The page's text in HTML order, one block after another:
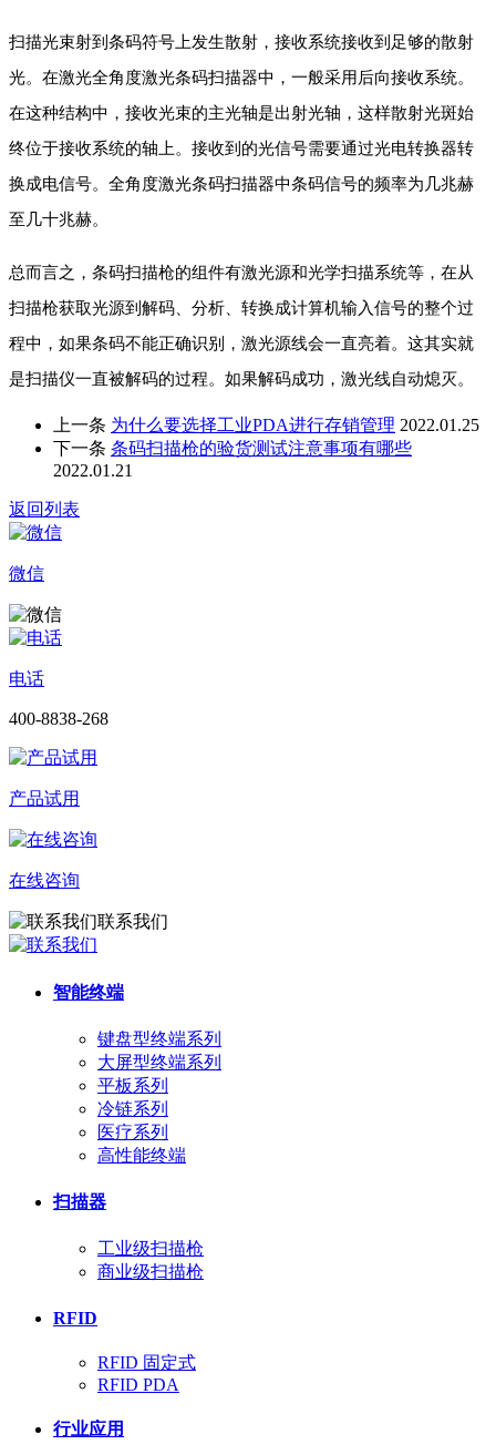
扫描光束射到条码符号上发生散射，接收系统接收到足够的散射
光。在激光全角度激光条码扫描器中，一般采用后向接收系统。
在这种结构中，接收光束的主光轴是出射光轴，这样散射光斑始
终位于接收系统的轴上。接收到的光信号需要通过光电转换器转
换成电信号。全角度激光条码扫描器中条码信号的频率为几兆赫
至几十兆赫。
总而言之，条码扫描枪的组件有激光源和光学扫描系统等，在从
扫描枪获取光源到解码、分析、转换成计算机输入信号的整个过
程中，如果条码不能正确识别，激光源线会一直亮着。这其实就
是扫描仪一直被解码的过程。如果解码成功，激光线自动熄灭。
上一条 为什么要选择工业PDA进行存销管理 2022.01.25
下一条 条码扫描枪的验货测试注意事项有哪些
2022.01.21
返回列表
微信
电话
400-8838-268
产品试用
在线咨询
联系我们
智能终端
键盘型终端系列
大屏型终端系列
平板系列
冷链系列
医疗系列
高性能终端
扫描器
工业级扫描枪
商业级扫描枪
RFID
RFID 固定式
RFID PDA
行业应用